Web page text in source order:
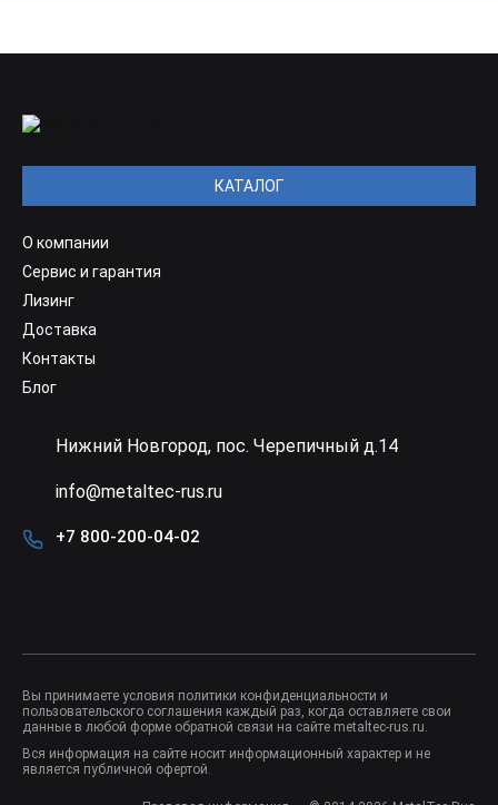
Нижний Новгород, пос. Черепичный д.14
info@metaltec-rus.ru
+7 800-200-04-02
О компании
Сервис и гарантия
Лизинг
Доставка
Контакты
Блог
КАТАЛОГ
Вы принимаете условия политики конфиденциальности и
пользовательского соглашения каждый раз, когда оставляете свои
данные в любой форме обратной связи на сайте metaltec-rus.ru.
Вся информация на сайте носит информационный характер и не
является публичной офертой.